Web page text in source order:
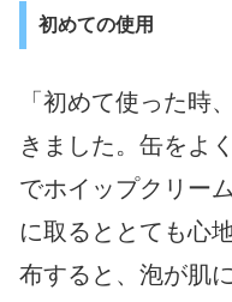
初めての使用
「初めて使った時
きました。缶をよ
でホイップクリー
に取るととても心
布すると、泡が肌